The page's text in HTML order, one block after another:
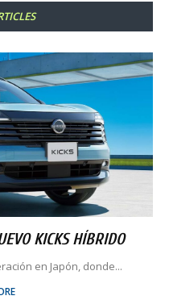
KICKS HÍBRIDO
en Japón, donde...